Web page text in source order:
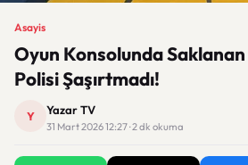
Asayis
Oyun Konsolunda
Polisi Şaşırtmadı!
Y Yazar TV
31 Mart 2026 12:27 · 2 dk okuma